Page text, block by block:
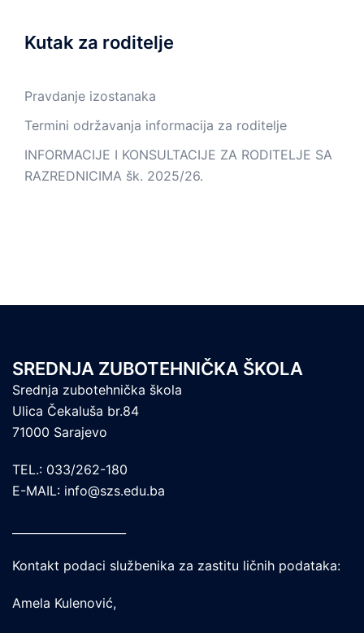
Kutak za roditelje
Pravdanje izostanaka
Termini održavanja informacija za roditelje
INFORMACIJE I KONSULTACIJE ZA RODITELJE SA
RAZREDNICIMA šk. 2025/26.
SREDNJA ZUBOTEHNIČKA ŠKOLA
Srednja zubotehnička škola
Ulica Čekaluša br.84
71000 Sarajevo
TEL.: 033/262-180
E-MAIL: info@szs.edu.ba
Kontakt podaci službenika za zastitu ličnih podataka:
Amela Kulenović,